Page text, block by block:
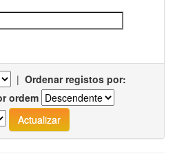
| Ordenar registos por:
ordem